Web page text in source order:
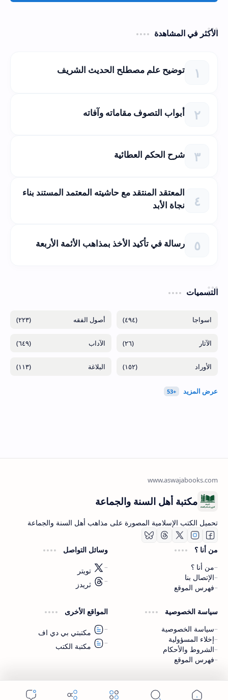
الأكثر في المشاهدة
توضيح علم مصطلح الحديث الشريف
أبواب التصوف مقاماته وآفاته
شرح الحكم العطائية
المعتقد المنتقد مع حاشيته المعتمد المستند بناء
نجاة الأبد
رسالة في تأكيد الأخذ بمذاهب الأئمة الأربعة
التسميات
(٤٩٤) (٢٢٣)
(٢٦) (٦٤٩)
(١٥٢) (١١٣)
اشترك الآن
اشترك في قناتنا على تليجرام
مكتبة أهل السنة والجماعة
تحميل الكتب الإسلامية المصورة على مذاهب أهل السنة والجماعة
من أنا ؟
من أنا ؟
الإتصال بنا
فهرس الموقع
وسائل التواصل
تويتر
ثريدز
سياسة الخصوصية
سياسة الخصوصية
إخلاء المسؤولية
الشروط والأحكام
فهرس الموقع
المواقع الأخرى
مكتبتي بي دي اف
مكتبة الكتب